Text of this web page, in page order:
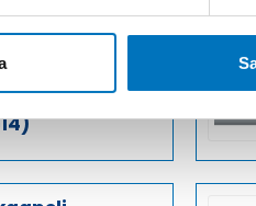
6230 SK-
UL/CSA 25G2,5